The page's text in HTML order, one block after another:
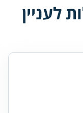
לעניין